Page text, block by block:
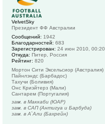
VelvetSky
Президент ФФ Австралии
Сообщений: 1942
Благодарностей: 683
Зарегистрирован: 24 июн 2010, 00:20
Откуда: Питер, Россия
Рейтинг: 820
Мортон Сити Эксельсиор (Австралия)
Пайнлэндс (Барбадос)
Тахучи (Боливия)
Онс Криэйтерз (Мали)
Сантарем (Португалия)
зам. в Маккаби (ЮАР)
зам. в САП (Антигуа и Барбуда)
зам. в А`Али (Бахрейн)